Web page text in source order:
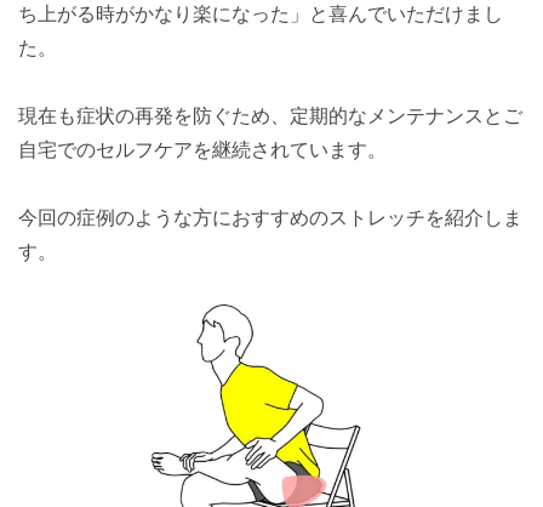
ち上がる時がかなり楽になった」と喜んでいただけまし
た。
現在も症状の再発を防ぐため、定期的なメンテナンスとご
自宅でのセルフケアを継続されています。
今回の症例のような方におすすめのストレッチを紹介しま
す。